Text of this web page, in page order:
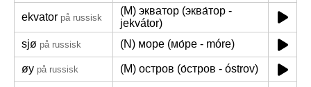
ekvator på russisk
(M) экватор (эква́тор -
jekvátor)
sjø på russisk (N) море (мо́ре - móre)
øy på russisk (M) остров (о́стров - óstrov)